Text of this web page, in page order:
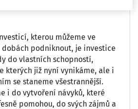
kterou můžeme ve
podniknout, je investice
do vlastních schopností,
kterých již nyní vynikáme, ale i
se staneme všestrannější.
i do vytvoření návyků, které
pomohou, do svých zájmů a